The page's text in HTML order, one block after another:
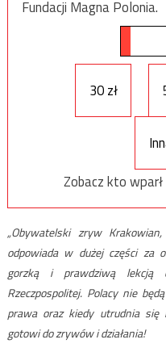
Fundacji Magna Polonia.
30 zł
Zobacz kto
„Obywatelski zryw
odpowiada w dużej części za
gorzką i prawdziwą lekcją
Rzeczpospolitej. Polacy nie
prawa oraz kiedy utrudnia się
gotowi do zrywów i działania!